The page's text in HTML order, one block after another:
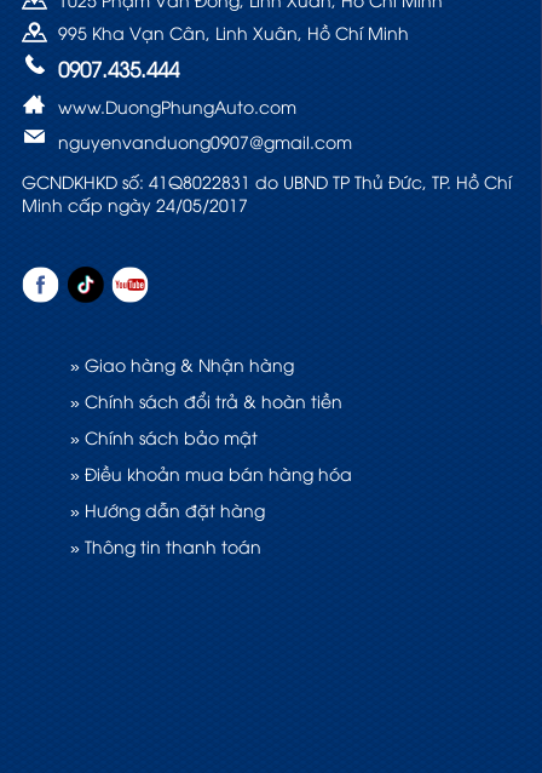
995 Kha Vạn Cân, Linh Xuân, Hồ Chí Minh
0907.435.444
www.DuongPhungAuto.com
nguyenvanduong0907@gmail.com
GCNDKHKD số: 41Q8022831 do UBND TP Thủ Đức, TP. Hồ Chí
Minh cấp ngày 24/05/2017
» Giao hàng & Nhận hàng
» Chính sách đổi trả & hoàn tiền
» Chính sách bảo mật
» Điều khoản mua bán hàng hóa
» Hướng dẫn đặt hàng
» Thông tin thanh toán